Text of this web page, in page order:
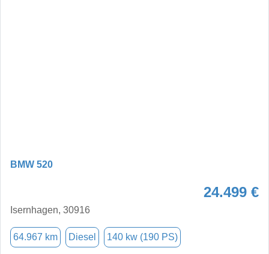
BMW 520
24.499 €
Isernhagen, 30916
64.967 km Diesel 140 kw (190 PS)